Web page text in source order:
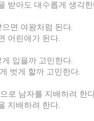
받아도 대수롭게 생각한
면 여왕처럼 된다.
어린애가 된다.
입을까 고민한다.
벗게 할까 고민한다.
로 남자를 지배하려 한
지배하려 한다.